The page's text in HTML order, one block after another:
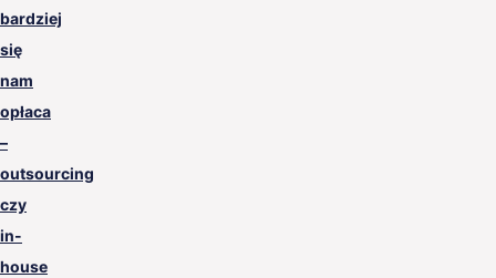
bardziej
się
nam
opłaca
–
outsourcing
czy
in-
house